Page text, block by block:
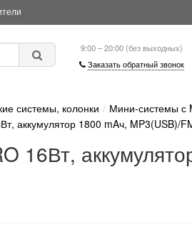
9:00 – 20:00 (без выходных)
Заказать обратный звонок
системы, колонки
Мини-системы с
аккумулятор 1800 mAч, MP3(USB)/
16Вт,